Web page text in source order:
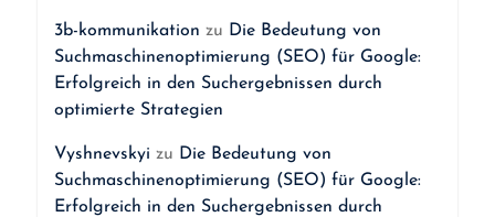
3b-kommunikation zu Die Bedeutung von
Suchmaschinenoptimierung (SEO) für Google:
Erfolgreich in den Suchergebnissen durch
optimierte Strategien
Vyshnevskyi zu Die Bedeutung von
Suchmaschinenoptimierung (SEO) für Google:
Erfolgreich in den Suchergebnissen durch